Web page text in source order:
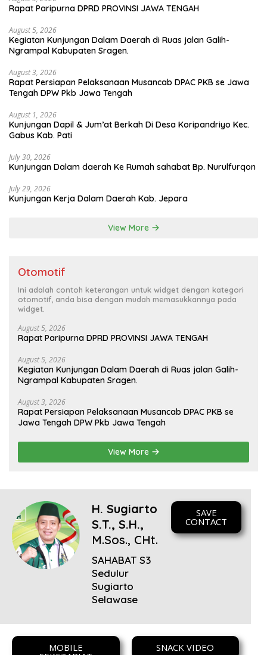
Rapat Paripurna DPRD PROVINSI JAWA TENGAH
August 5, 2026
Kegiatan Kunjungan Dalam Daerah di Ruas jalan Galih-
Ngrampal Kabupaten Sragen.
August 3, 2026
Rapat Persiapan Pelaksanaan Musancab DPAC PKB se Jawa
Tengah DPW Pkb Jawa Tengah
August 1, 2026
Kunjungan Dapil & Jum’at Berkah Di Desa Koripandriyo Kec.
Gabus Kab. Pati
July 30, 2026
Kunjungan Dalam daerah Ke Rumah sahabat Bp. Nurulfurqon
July 29, 2026
Kunjungan Kerja Dalam Daerah Kab. Jepara
View More
Otomotif
Ini adalah contoh keterangan untuk widget dengan kategori
otomotif, anda bisa dengan mudah memasukkannya pada
widget.
August 5, 2026
Rapat Paripurna DPRD PROVINSI JAWA TENGAH
August 5, 2026
Kegiatan Kunjungan Dalam Daerah di Ruas jalan Galih-
Ngrampal Kabupaten Sragen.
August 3, 2026
Rapat Persiapan Pelaksanaan Musancab DPAC PKB se
Jawa Tengah DPW Pkb Jawa Tengah
View More
H. Sugiarto
S.T., S.H.,
M.Sos., CHt.
SAHABAT S3
Sedulur
Sugiarto
Selawase
SAVE
CONTACT
MOBILE SNACK VIDEO